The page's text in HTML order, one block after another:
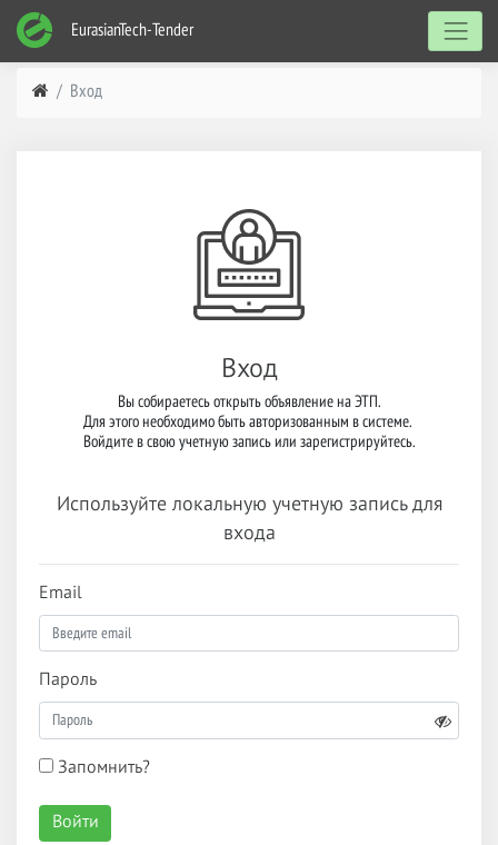
EurasianTech-Tender
Вход
Вход
Вы собираетесь открыть объявление на ЭТП.
Для этого необходимо быть авторизованным в системе.
Войдите в свою учетную запись или зарегистрируйтесь.
Используйте локальную учетную запись для
входа
Email
Пароль
Запомнить?
Войти